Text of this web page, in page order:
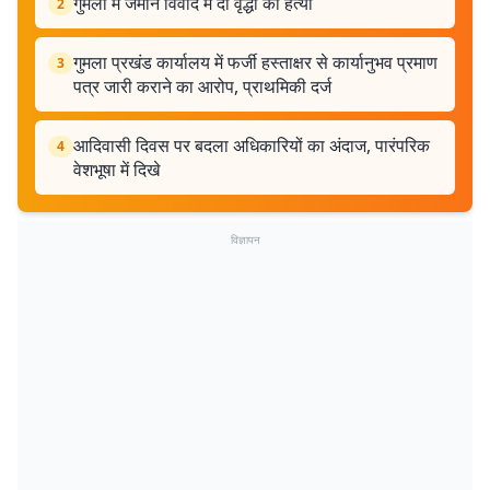
2
3 गुमला प्रखंड कार्यालय में फर्जी हस्ताक्षर से कार्यानुभव प्रमाण
पत्र जारी कराने का आरोप, प्राथमिकी दर्ज
4 आदिवासी दिवस पर बदला अधिकारियों का अंदाज, पारंपरिक
वेशभूषा में दिखे
विज्ञापन